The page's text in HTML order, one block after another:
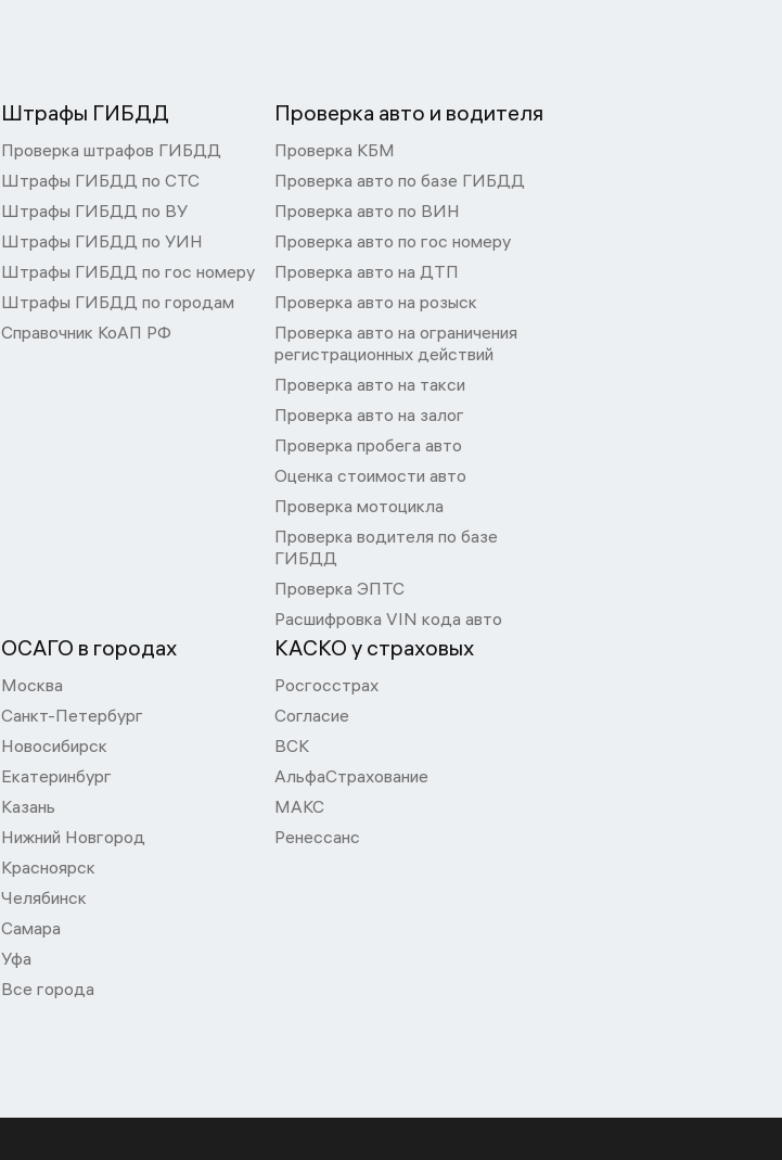
Штрафы ГИБДД
Проверка штрафов ГИБДД
Штрафы ГИБДД по СТС
Штрафы ГИБДД по ВУ
Штрафы ГИБДД по УИН
Штрафы ГИБДД по гос номеру
Штрафы ГИБДД по городам
Справочник КоАП РФ
Проверка авто и водителя
Проверка КБМ
Проверка авто по базе ГИБДД
Проверка авто по ВИН
Проверка авто по гос номеру
Проверка авто на ДТП
Проверка авто на розыск
Проверка авто на ограничения
регистрационных действий
Проверка авто на такси
Проверка авто на залог
Проверка пробега авто
Оценка стоимости авто
Проверка мотоцикла
Проверка водителя по базе
ГИБДД
Проверка ЭПТС
Расшифровка VIN кода авто
ОСАГО в городах
Москва
Санкт-Петербург
Новосибирск
Екатеринбург
Казань
Нижний Новгород
Красноярск
Челябинск
Самара
Уфа
Все города
КАСКО у страховых
Росгосстрах
Согласие
ВСК
АльфаСтрахование
МАКС
Ренессанс